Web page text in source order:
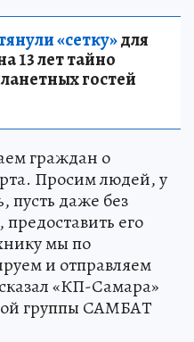
«сетку»для
13 лет тайно
гостей
граждан о
Просим людей, у
пусть даже без
его
мы по
и отправляем
«КП-Самара»
группы САМБАТ